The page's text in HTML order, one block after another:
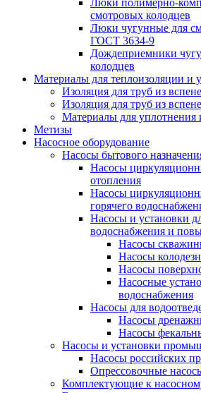
Люки полимерно-
смотровых колодцев
Люки чугунные для
ГОСТ 3634-9
Дождеприемники
колодцев
Материалы для теплоизоляции и
Изоляция для труб из
Изоляция для труб из
Материалы для уплотнения
Метизы
Насосное оборудование
Насосы бытового
Насосы
отопления
Насосы
горячего
Насосы и установки
водоснабжения и
Насосы
Насосы
Насосы
Насосные
водоснабжения
Насосы для
Насосы
Насосы
Насосы и установки
Насосы российских
Опрессовочные
Комплектующие к